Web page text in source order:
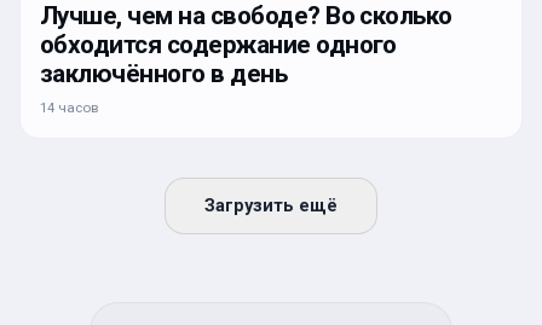
Лучше, чем на свободе? Во сколько
обходится содержание одного
заключённого в день
14 часов
Загрузить ещё